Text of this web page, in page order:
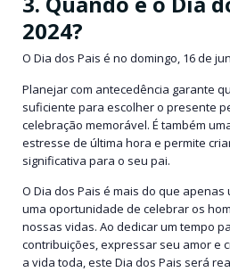
2024?
O Dia dos Pais é no domingo, 16 de
Planejar com antecedência garante
suficiente para escolher o presente
celebração memorável. É também
estresse de última hora e permite
significativa para o seu pai.
O Dia dos Pais é mais do que
uma oportunidade de celebrar os
nossas vidas. Ao dedicar um tempo
contribuições, expressar seu amor e
a vida toda, este Dia dos Pais será